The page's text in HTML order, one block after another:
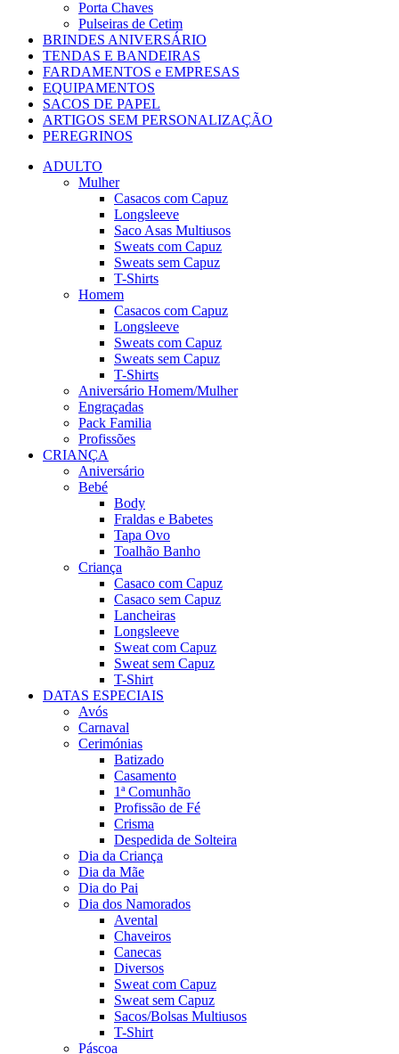
Porta Chaves
Pulseiras de Cetim
BRINDES ANIVERSÁRIO
TENDAS E BANDEIRAS
FARDAMENTOS e EMPRESAS
EQUIPAMENTOS
SACOS DE PAPEL
ARTIGOS SEM PERSONALIZAÇÃO
PEREGRINOS
ADULTO
Mulher
Casacos com Capuz
Longsleeve
Saco Asas Multiusos
Sweats com Capuz
Sweats sem Capuz
T-Shirts
Homem
Casacos com Capuz
Longsleeve
Sweats com Capuz
Sweats sem Capuz
T-Shirts
Aniversário Homem/Mulher
Engraçadas
Pack Familia
Profissões
CRIANÇA
Aniversário
Bebé
Body
Fraldas e Babetes
Tapa Ovo
Toalhão Banho
Criança
Casaco com Capuz
Casaco sem Capuz
Lancheiras
Longsleeve
Sweat com Capuz
Sweat sem Capuz
T-Shirt
DATAS ESPECIAIS
Avós
Carnaval
Cerimónias
Batizado
Casamento
1ª Comunhão
Profissão de Fé
Crisma
Despedida de Solteira
Dia da Criança
Dia da Mãe
Dia do Pai
Dia dos Namorados
Avental
Chaveiros
Canecas
Diversos
Sweat com Capuz
Sweat sem Capuz
Sacos/Bolsas Multiusos
T-Shirt
Páscoa